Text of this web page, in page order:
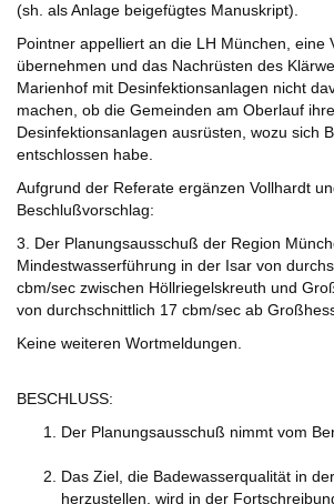
(sh. als Anlage beigefügtes Manuskript).
Pointner appelliert an die LH München, eine
übernehmen und das Nachrüsten des
Marienhof mit Desinfektionsanlagen nicht
machen, ob die Gemeinden am Oberlauf
Desinfektionsanlagen ausrüsten, wozu sich
entschlossen habe.
Aufgrund der Referate ergänzen Vollhardt
Beschlußvorschlag:
3. Der Planungsausschuß der Region
Mindestwasserführung in der Isar von
cbm/sec zwischen Höllriegelskreuth und
von durchschnittlich 17 cbm/sec ab
Keine weiteren Wortmeldungen.
BESCHLUSS:
Der Planungsausschuß nimmt vom
Das Ziel, die Badewasserqualität in
herzustellen, wird in der